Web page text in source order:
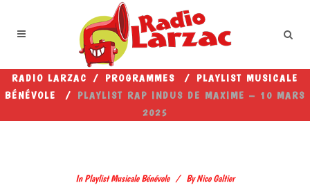
RADIO LARZAC / PROGRAMMES / PLAYLIST MUSICALE
BÉNÉVOLE
/ PLAYLIST RAP INDUS DE MAXIME – 10 MARS
2025
In Playlist Musicale Bénévole By Nico Galtier